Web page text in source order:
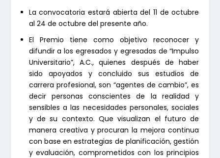
La convocatoria estará abierta del 11 de octubre
al 24 de octubre del presente año.
El Premio tiene como objetivo reconocer y
difundir a los egresados y egresadas de “Impulso
Universitario”, A.C., quienes después de haber
sido apoyados y concluido sus estudios de
carrera profesional, son “agentes de cambio”, es
decir personas conscientes de la realidad y
sensibles a las necesidades personales, sociales
y de su contexto. Que visualizan el futuro de
manera creativa y procuran la mejora continua
con base en estrategias de planificación, gestión
y evaluación, comprometidos con los principios